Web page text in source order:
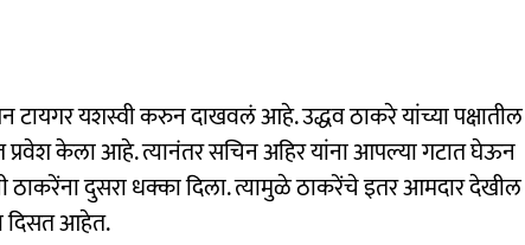
टायगर यशस्वी करुन दाखवलं आहे. उद्धव ठाकरे यांच्या पक्षातील
प्रवेश केला आहे. त्यानंतर सचिन अहिर यांना आपल्या गटात घेऊन
ठाकरेंना दुसरा धक्का दिला. त्यामुळे ठाकरेंचे इतर आमदार देखील
दिसत आहेत.